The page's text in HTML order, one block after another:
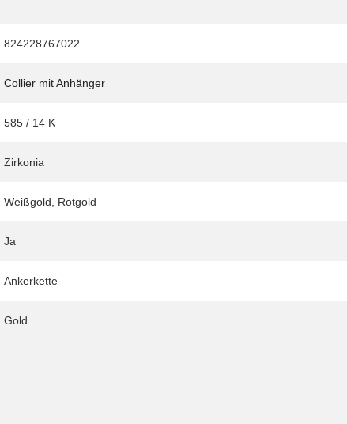
824228767022
Collier mit Anhänger
585 / 14 K
Zirkonia
Weißgold Rotgold
Ja
Ankerkette
Gold